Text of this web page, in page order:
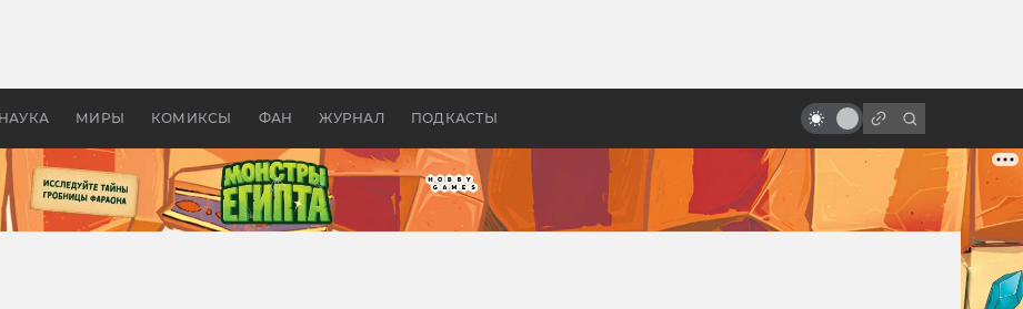
НАУКА МИРЫ КОМИКСЫ ФАН ЖУРНАЛ ПОДКАСТЫ
«Властелина колец»
Древней Грецией
«Шан-Чи и легенды десяти